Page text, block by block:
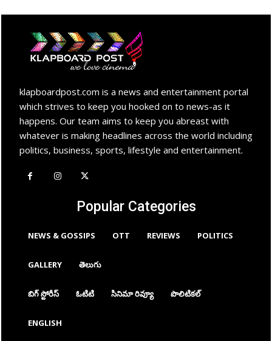
klapboardpost.com is a news and entertainment portal
which strives to keep you hooked on to news-as it
happens. Our team aims to keep you abreast with
whatever is making headlines across the world including
politics, business, sports, lifestyle and entertainment.
Popular Categories
NEWS & GOSSIPS OTT REVIEWS POLITICS
GALLERY తెలుగు
బిగ్ స్టోరీస్ ఓటిటి సినిమా రివ్యూ పొలిటికల్
ENGLISH